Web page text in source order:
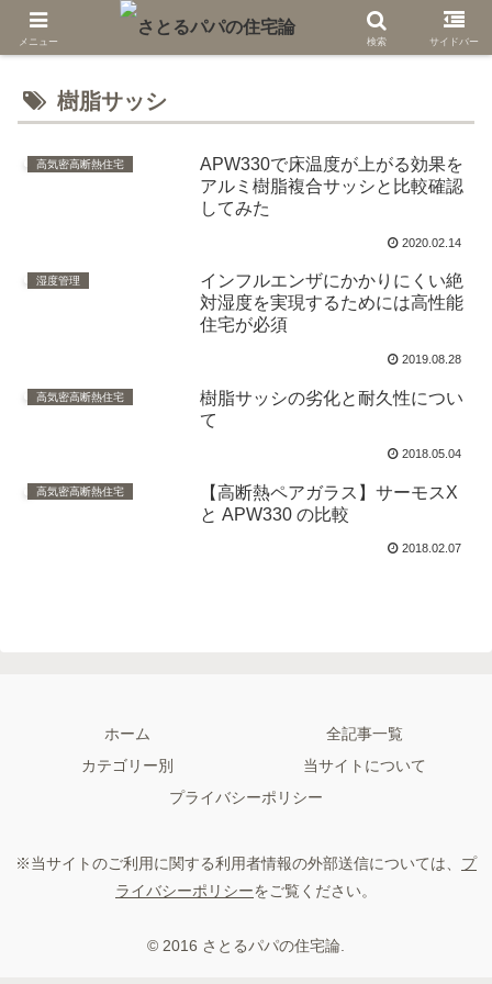
樹脂サッシ
高気密高断熱住宅
APW330で床温度が上がる効果を
アルミ樹脂複合サッシと比較確認
してみた
2020.02.14
湿度管理
インフルエンザにかかりにくい絶
対湿度を実現するためには高性能
住宅が必須
2019.08.28
高気密高断熱住宅
樹脂サッシの劣化と耐久性につい
て
2018.05.04
高気密高断熱住宅
【高断熱ペアガラス】サーモスX
と APW330 の比較
2018.02.07
ホーム
全記事一覧
カテゴリー別
当サイトについて
プライバシーポリシー
※当サイトのご利用に関する利用者情報の外部送信については、 プ
ライバシーポリシーをご覧ください。
© 2016 さとるパパの住宅論.
メニュー 検索 サイドバー